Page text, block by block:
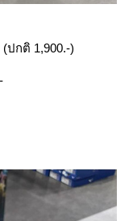
(ปกติ 1,900.-)